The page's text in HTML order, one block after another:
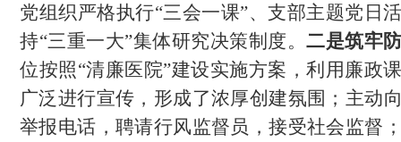
党组织严格执行“三会一课”、支部主题党日
持“三重一大”集体研究决策制度。 二是筑牢
位按照“清廉医院”建设实施方案，利用廉政
广泛进行宣传，形成了浓厚创建氛围；主动
举报电话，聘请行风监督员，接受社会监督